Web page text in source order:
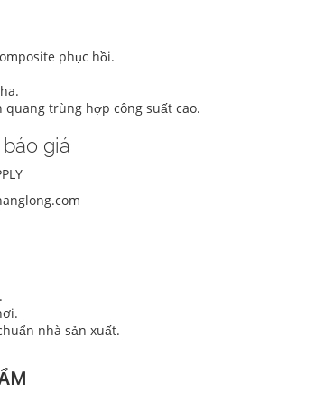
phục hồi.
quang trùng hợp công suất cao.
giá
nhà sản xuất.